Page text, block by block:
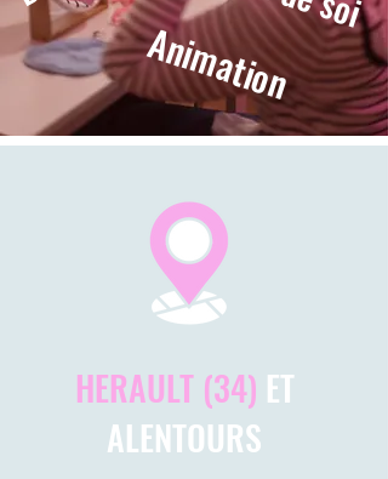
Animation
HERAULT (34) ET
ALENTOURS